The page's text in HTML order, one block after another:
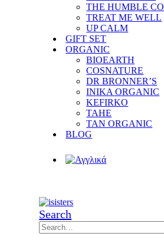
THE HUMBLE CO
TREAT ME WELL
UP CALM
GIFT SET
ORGANIC
BIOEARTH
COSNATURE
DR BRONNER’S
INIKA ORGANIC
KEFIRKO
TAHE
TAN ORGANIC
BLOG
Search